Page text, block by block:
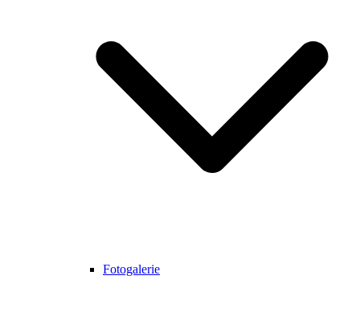
Fotogalerie